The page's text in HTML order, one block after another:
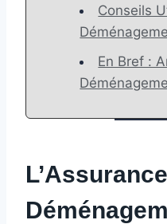
Conseils
En Bref :
L’Assurance